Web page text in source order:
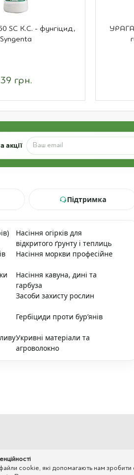
SC К.С. - фунгіцид,
Syngenta
39 грн.
акції
Підтримка
Насіння огірків для
відкритого ґрунту і теплиць
Насіння моркви професійне
Насіння кавуна, дині та
гарбуза
Засоби захисту рослин
Гербіциди проти бур’янів
Укривні матеріали та
агроволокно
cookie, які допомагають нам зробити